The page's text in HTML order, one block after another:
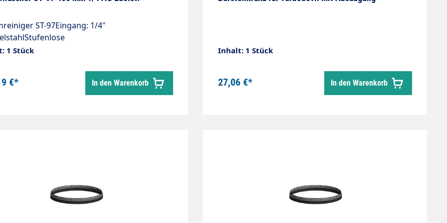
ST-97Eingang: 1/4"
für Chemie
250 bar / 21 l/min / 80°C
1 Stück
€* In den Warenkorb
Inhalt: 1 Stück
27,06 €* In den Warenkorb